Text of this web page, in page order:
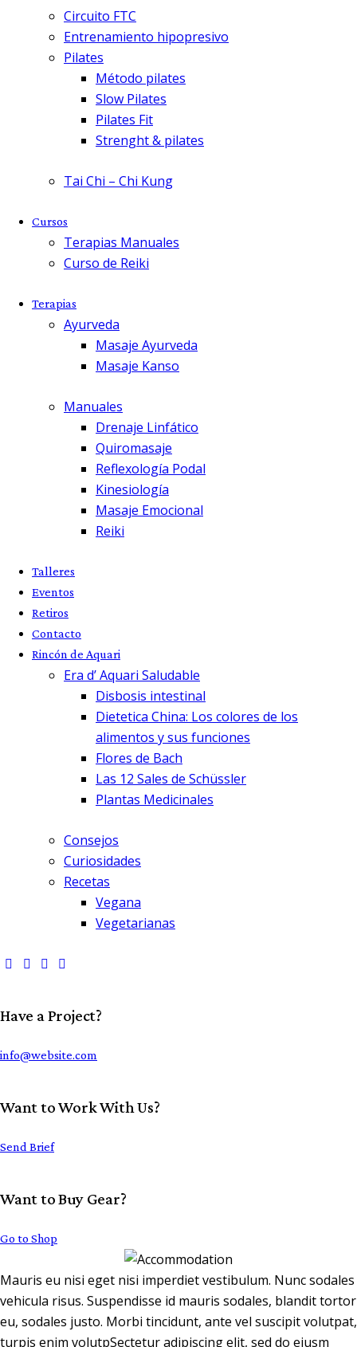
Circuito FTC
Entrenamiento hipopresivo
Pilates
Método pilates
Slow Pilates
Pilates Fit
Strenght & pilates
Tai Chi – Chi Kung
Cursos
Terapias Manuales
Curso de Reiki
Terapias
Ayurveda
Masaje Ayurveda
Masaje Kanso
Manuales
Drenaje Linfático
Quiromasaje
Reflexología Podal
Kinesiología
Masaje Emocional
Reiki
Talleres
Eventos
Retiros
Contacto
Rincón de Aquari
Era d’ Aquari Saludable
Disbosis intestinal
Dietetica China: Los colores de los
alimentos y sus funciones
Flores de Bach
Las 12 Sales de Schüssler
Plantas Medicinales
Consejos
Curiosidades
Recetas
Vegana
Vegetarianas
Have a Project?
info@website.com
Want to Work With Us?
Send Brief
Want to Buy Gear?
Go to Shop
Mauris eu nisi eget nisi imperdiet vestibulum. Nunc sodales
vehicula risus. Suspendisse id mauris sodales, blandit tortor
eu, sodales justo. Morbi tincidunt, ante vel suscipit volutpat,
turpis enim volutpSectetur adipiscing elit, sed do eiusm